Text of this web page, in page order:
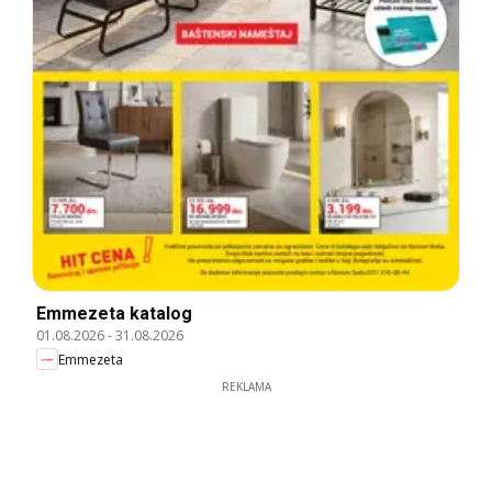
Emmezeta katalog
01.08.2026-31.08.2026
Emmezeta
REKLAMA